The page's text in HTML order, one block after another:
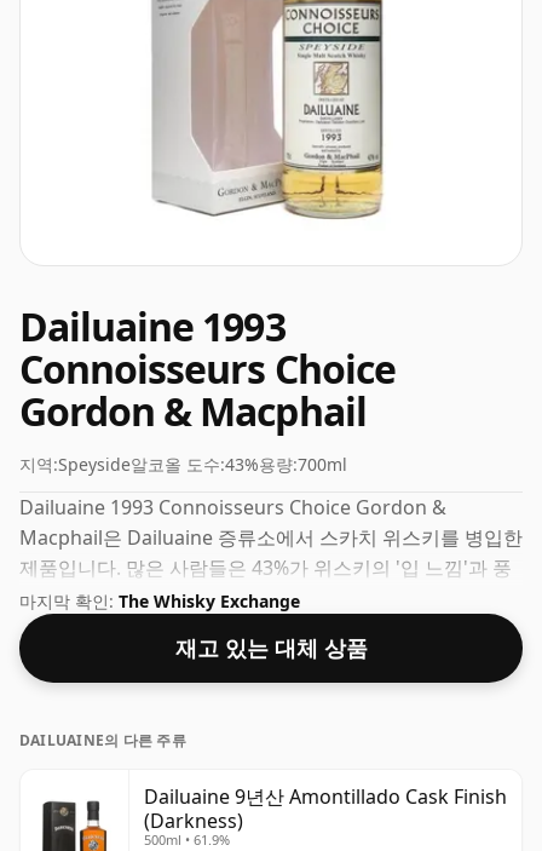
Dailuaine 1993
Connoisseurs Choice
Gordon & Macphail
지역:Speyside알코올 도수:43%용량:700ml
Dailuaine 1993 Connoisseurs Choice Gordon &
Macphail은 Dailuaine 증류소에서 스카치 위스키를 병입한
제품입니다. 많은 사람들은 43%가 위스키의 '입 느낌'과 풍
부한 풍미를 경험하기에 좋은 ABV라고 생각합니다.
마지막 확인: The Whisky Exchange
재고 있는 대체 상품
DAILUAINE의 다른 주류
Dailuaine 9년산 Amontillado Cask Finish
(Darkness)
500ml • 61.9%